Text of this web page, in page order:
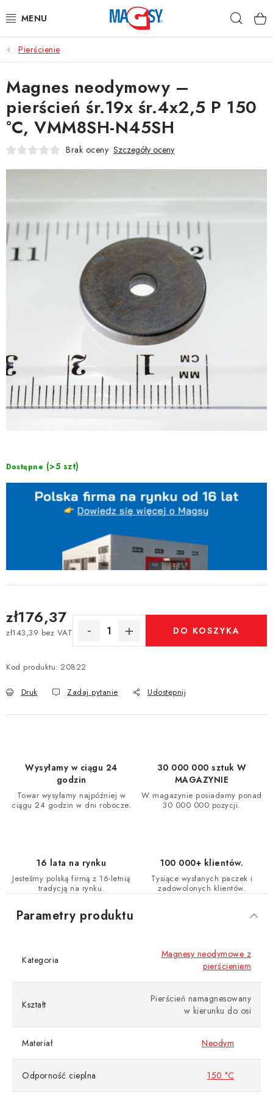
do
GŁÓWNE KATEGORIE
MAGNETYCZNE POMOCE
MAGNESY PRZEMYSŁOWE
INNE MAGNESY
Blog
Kontakty Odstąpienie od umowy
Pierścienie
Dostępne (>5 szt)
zł176,37
zł143,39 bez VAT
Cena jednostkowa:
DO KOSZYKA
Kod produktu: 20822
Druk Zadaj pytanie Udostępnij
Magnes neodymowy –
pierścień śr.19x śr.4x2,5 P 150
°C, VMM8SH-N45SH
Brak oceny Szczegóły oceny
Wysyłamy w ciągu 24
godzin
Towar wysyłamy najpóźniej w
ciągu 24 godzin w dni robocze.
30 000 000 sztuk W
MAGAZYNIE
W magazynie posiadamy ponad
30 000 000 pozycji.
16 lata na rynku
Jesteśmy polską firmą z 16-letnią
tradycją na rynku.
100 000+ klientów.
Tysiące wysłanych paczek i
zadowolonych klientów.
Parametry produktu
Kategoria
Magnesy neodymowe z
pierścieniem
Kształt
Pierścień namagnesowany
w kierunku do osi
Materiał Neodym
Odporność cieplna 150 °C